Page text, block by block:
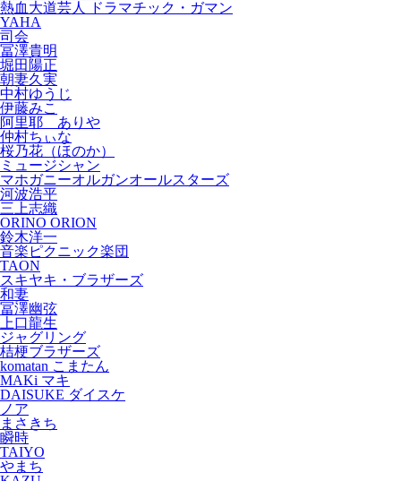
熱血大道芸人 ドラマチック・ガマン
YAHA
司会
冨澤貴明
堀田陽正
朝妻久実
中村ゆうじ
伊藤みこ
阿里耶 ありや
仲村ちぃな
桜乃花（ほのか）
ミュージシャン
マホガニーオルガンオールスターズ
河波浩平
三上志織
ORINO ORION
鈴木洋一
音楽ピクニック楽団
TAON
スキヤキ・ブラザーズ
和妻
冨澤幽弦
上口龍生
ジャグリング
桔梗ブラザーズ
komatan こまたん
MAKi マキ
DAISUKE ダイスケ
ノア
まさきち
瞬時
TAIYO
やまち